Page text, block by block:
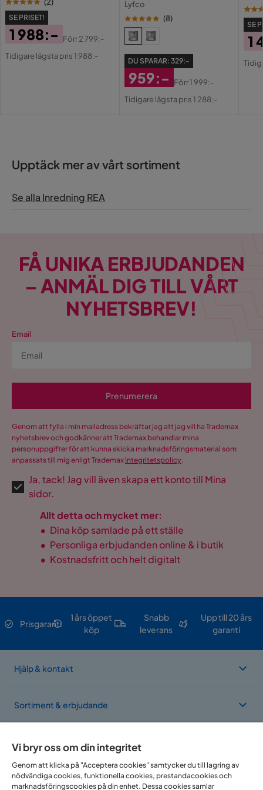
SE PRISET!
Pris
1 988:-
Original
Förr2 799:-
Tidigare lägsta pris 1 988:-
Lyfco
(8)
DU SPARAR: 329:-
Rabatterat
959:-
Original
Förr1 999:-
Tidigare lägsta pris 1 288:-
SE
1
Upptäck mer av vårt sortiment
Se alla Inredning REA
FÅ UNIKA ERBJUDANDEN
– ANMÄL DIG TILL VÅRT
NYHETSBREV!
Email
Prenumerera
Genom att fylla i min mailadress bekräftar jag att jag vill ha Trademax
nyhetsbrev och godkänner att Trademax behandlar mina
personuppgifter för att kunna skicka marknadsföringsmaterial som
anpassats till mig enligt Trademax Integritetspolicy.
Ja, tack! Jag vill även skapa ett konto till Mina
sidor.
Allt detta och mycket mer:
• Dina köp samlade på ett ställe
• Personliga erbjudanden online & i butik
• Kostnadsfritt och helt digitalt
Prisgaranti
1 års öppet
köp
Snabb
leverans
Upp till 20 års
garanti
Hjälp & kontakt
Sortiment & erbjudande
Om Trademax
Vi finns i flera länder
Vi bryr oss om din integritet
Genom att klicka på "Acceptera cookies" samtycker du till lagring av
nödvändiga cookies, funktionella cookies, prestandacookies och
marknadsföringscookies på din enhet. Dessa cookies samlar